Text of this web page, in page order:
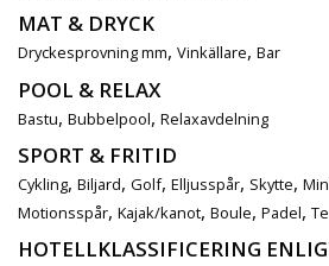
MAT & DRYCK
Dryckesprovning mm, Vinkällare, Bar
POOL & RELAX
Bastu, Bubbelpool, Relaxavdelning
SPORT & FRITID
Cykling, Biljard, Golf, Elljusspår, Skytte,
Motionsspår, Kajak/kanot, Boule, Padel,
HOTELLKLASSIFICERING